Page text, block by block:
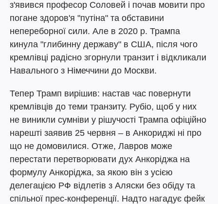
з'явився професор Соловей і почав мовити про
погане здоров'я "путіна" та обставини
непереборної сили. Але в 2020 р. Трампа
кинула "глибинну державу" в США, після чого
кремлівці радісно згорнули транзит і відкликали
Навального з Німеччини до Москви.
Тепер Трамп вирішив: настав час повернути
кремлівців до теми транзиту. Рубіо, щоб у них
не виникли сумніви у рішучості Трампа офіційно
нарешті заявив 25 червня – в Анкориджі ні про
що не домовилися. Отже, Лавров може
перестати перетворювати дух Анкоріджа на
формулу Анкоріджа, за якою він з усією
делегацією РФ відлетів з Аляски без обіду та
спільної прес-конференції. Надто нагадує фейк